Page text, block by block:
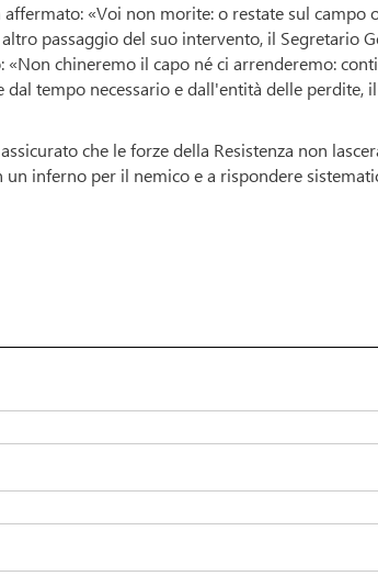
«Voi non morite: o restate sul campo
passaggio del suo intervento, il Segretario
chineremo il capo né ci arrenderemo:
tempo necessario e dall'entità delle perdite,
che le forze della Resistenza non
inferno per il nemico e a rispondere